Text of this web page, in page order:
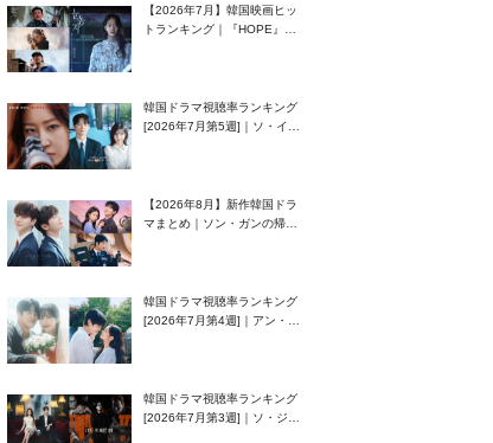
【2026年7月】韓国映画ヒッ
トランキング｜『HOPE』が
韓国ドラマ視聴率ランキング
[2026年7月第5週]｜ソ・イン
【2026年8月】新作韓国ドラ
マまとめ｜ソン・ガンの帰
韓国ドラマ視聴率ランキング
[2026年7月第4週]｜アン・ヒ
韓国ドラマ視聴率ランキング
[2026年7月第3週]｜ソ・ジソ